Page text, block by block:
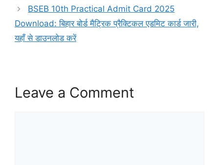
BSEB 10th Practical Admit Card 2025
Download: बिहार बोर्ड मैट्रिक प्रैक्टिकल एडमिट कार्ड जारी,
यहाँ से डाउनलोड करें
Leave a Comment